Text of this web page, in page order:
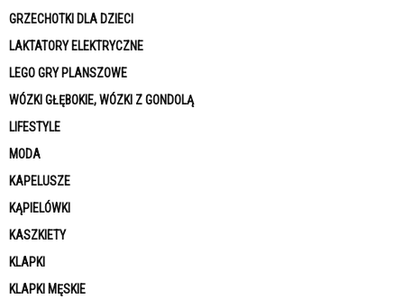
GRZECHOTKI DLA DZIECI
LAKTATORY ELEKTRYCZNE
LEGO GRY PLANSZOWE
WÓZKI GŁĘBOKIE, WÓZKI Z GONDOLĄ
LIFESTYLE
MODA
KAPELUSZE
KĄPIELÓWKI
KASZKIETY
KLAPKI
KLAPKI MĘSKIE